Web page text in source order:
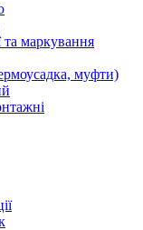
та маркування
муфти)